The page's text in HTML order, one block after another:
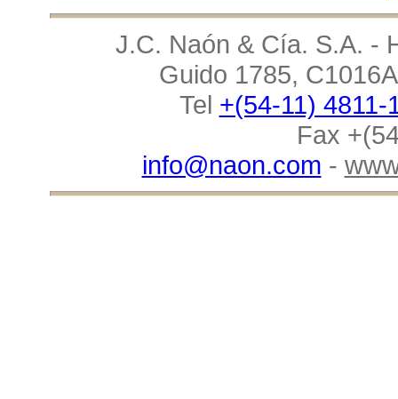
J.C. Naón & Cía. S.A. -
Guido 1785,
Tel +(54-11) 4811-
Fax
info@naon.com -